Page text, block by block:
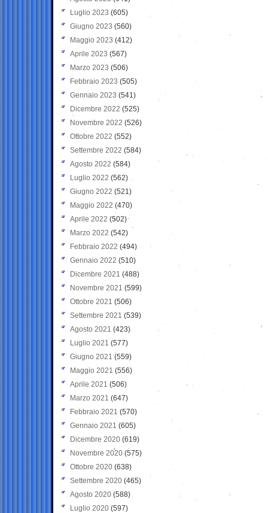
Luglio 2023 (605)
Giugno 2023 (560)
Maggio 2023 (412)
Aprile 2023 (567)
Marzo 2023 (506)
Febbraio 2023 (505)
Gennaio 2023 (541)
Dicembre 2022 (525)
Novembre 2022 (526)
Ottobre 2022 (552)
Settembre 2022 (584)
Agosto 2022 (584)
Luglio 2022 (562)
Giugno 2022 (521)
Maggio 2022 (470)
Aprile 2022 (502)
Marzo 2022 (542)
Febbraio 2022 (494)
Gennaio 2022 (510)
Dicembre 2021 (488)
Novembre 2021 (599)
Ottobre 2021 (506)
Settembre 2021 (539)
Agosto 2021 (423)
Luglio 2021 (577)
Giugno 2021(559)
Maggio 2021 (556)
Aprile 2021 (506)
Marzo 2021 (647)
Febbraio 2021 (570)
Gennaio 2021 (605)
Dicembre 2020 (619)
Novembre 2020 (575)
Ottobre 2020 (638)
Settembre 2020(465)
Agosto 2020 (588)
Luglio 2020 (597)